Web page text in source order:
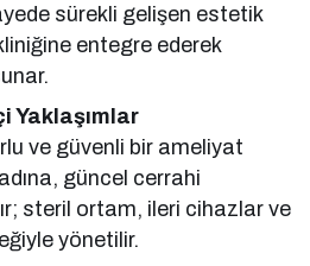
sürekli gelişen estetik
entegre ederek
Yaklaşımlar
ve güvenli bir ameliyat
güncel cerrahi
steril ortam, ileri cihazlar ve
yönetilir.